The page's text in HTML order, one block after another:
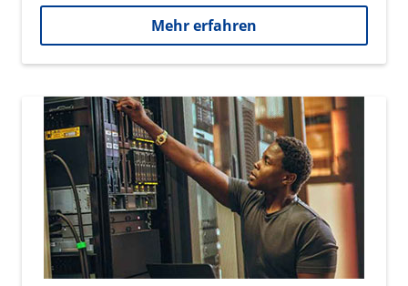
Mehr erfahren